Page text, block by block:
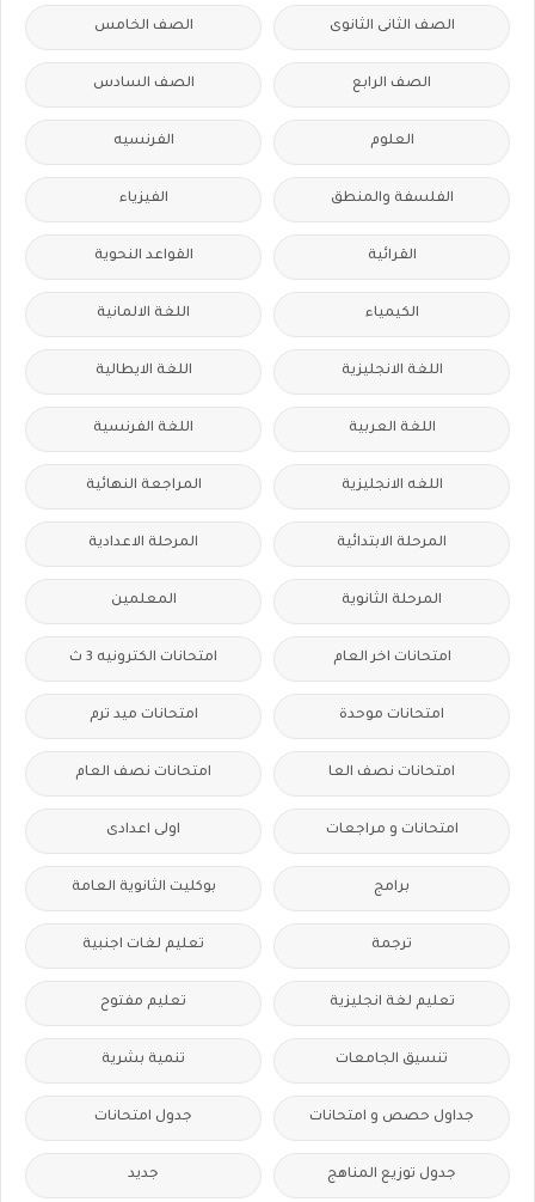
الصف الثانى الثانوى الصف الخامس
الصف الرابع الصف السادس
العلوم الفرنسيه
الفلسفة والمنطق الفيزياء
القرائية القواعد النحوية
الكيمياء اللغة الالمانية
اللغة الانجليزية اللغة الايطالية
اللغة العربية اللغة الفرنسية
اللغه الانجليزية المراجعة النهائية
المرحلة الابتدائية المرحلة الاعدادية
المرحلة الثانوية المعلمين
امتحانات اخر العام امتحانات الكترونيه 3 ث
امتحانات موحدة امتحانات ميد ترم
امتحانات نصف العا امتحانات نصف العام
امتحانات و مراجعات اولى اعدادى
برامج بوكليت الثانوية العامة
ترجمة تعليم لغات اجنبية
تعليم لغة انجليزية تعليم مفتوح
تنسيق الجامعات تنمية بشرية
جداول حصص و امتحانات جدول امتحانات
جدول توزيع المناهج جديد